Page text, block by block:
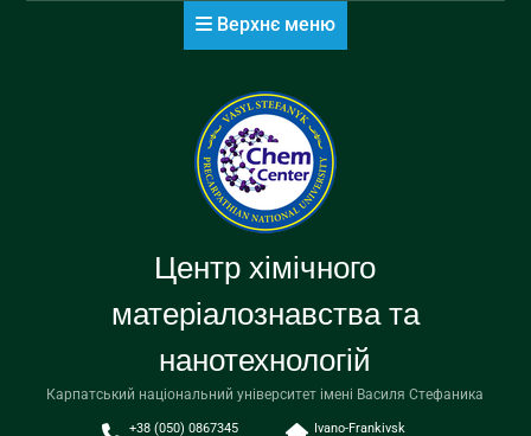
Верхнє меню
Центр хімічного
матеріалознавства та
нанотехнологій
Карпатський національний університет імені Василя Стефаника
+38 (050) 0867345
Ivano-Frankivsk